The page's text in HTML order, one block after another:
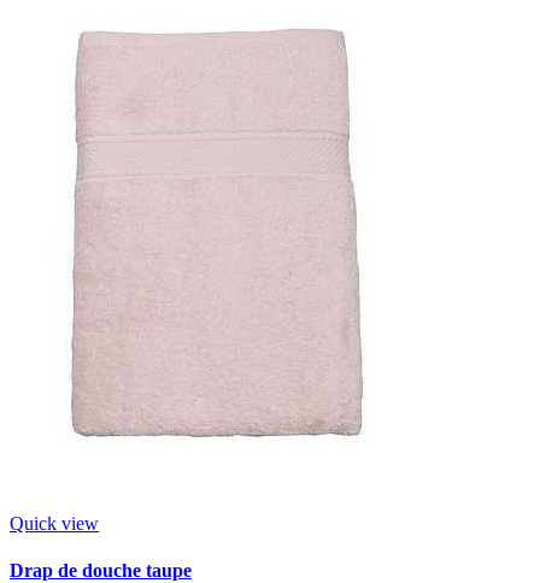
Quick view
Drap de douche taupe